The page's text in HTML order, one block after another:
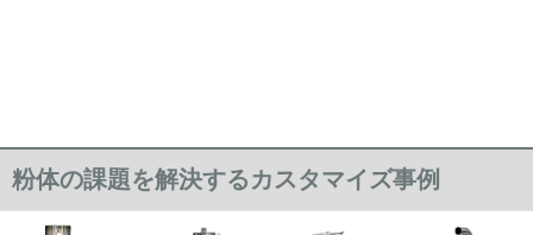
粉体の課題を解決するカスタマイズ事例